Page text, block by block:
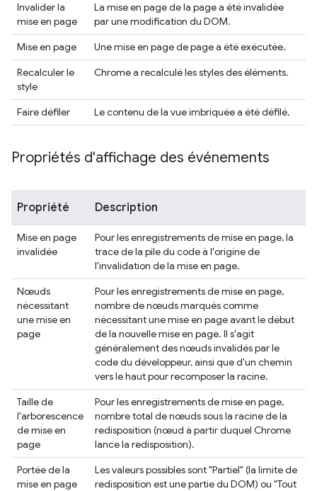
Invalider la
mise en page
La mise en page de la page a été invalidée
par une modification du DOM.
Mise en page
Une mise en page de page a été exécutée.
Recalculer le
style
Chrome a recalculé les styles des éléments.
Faire défiler Le contenu de la vue imbriquée a été défilé.
Propriétés d'affichage des événements
Propriété Description
Mise en page
invalidée
Pour les enregistrements de mise en page, la
trace de la pile du code à l'origine de
l'invalidation de la mise en page.
Nœuds
nécessitant
une mise en
page
Pour les enregistrements de mise en page,
nombre de nœuds marqués comme
nécessitant une mise en page avant le début
de la nouvelle mise en page. Il s'agit
généralement des nœuds invalidés par le
code du développeur, ainsi que d'un chemin
vers le haut pour recomposer la racine.
Taille de
l'arborescence
de mise en
page
Pour les enregistrements de mise en page,
nombre total de nœuds sous la racine de la
redisposition (nœud à partir duquel Chrome
lance la redisposition).
Portée de la
mise en page
Les valeurs possibles sont "Partiel" (la limite de
redisposition est une partie du DOM) ou "Tout